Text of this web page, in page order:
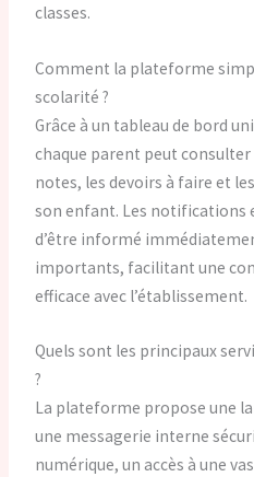
classes.
Comment la plateforme
scolarité ?
Grâce à un tableau de bord
chaque parent peut consulter
notes, les devoirs à faire et
son enfant. Les
d’être informé
importants, facilitant une
efficace avec l’établissement.
Quels sont les principaux
?
La plateforme propose une
une messagerie interne
numérique, un accès à une